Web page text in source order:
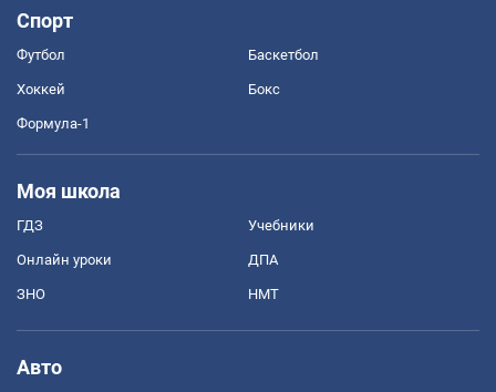
Спорт
Футбол Баскетбол
Хоккей Бокс
Формула-1
Моя школа
ГДЗ Учебники
Онлайн уроки ДПА
ЗНО НМТ
Авто